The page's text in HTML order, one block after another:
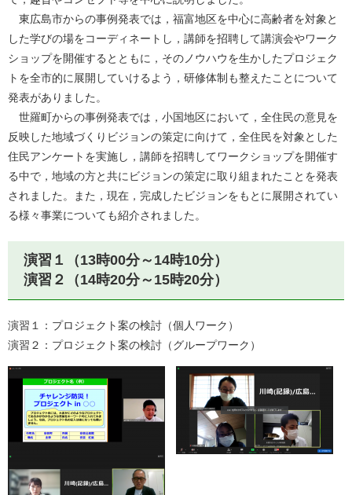
東広島市からの事例発表では，福富地区を中心に高齢者を対象と
した学びの場をコーディネートし，講師を招聘して講演会やワーク
ショップを開催するとともに，そのノウハウを生かしたプロジェク
トを全市的に展開していけるよう，研修体制も整えたことについて
発表がありました。
世羅町からの事例発表では，小国地区において，全住民の意見を
反映した地域づくりビジョンの策定に向けて，全住民を対象とした
住民アンケートを実施し，講師を招聘してワークショップを開催す
る中で，地域の方と共にビジョンの策定に取り組まれたことを発表
されました。また，現在，完成したビジョンをもとに展開されてい
る様々事業についても紹介されました。
演習１（13時00分～14時10分）
演習２（14時20分～15時20分）
演習１：プロジェクト案の検討（個人ワーク）
演習２：プロジェクト案の検討（グループワーク）